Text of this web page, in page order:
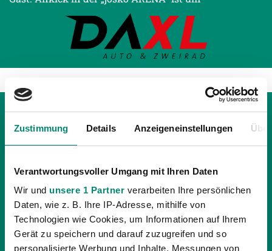
Zustimmung Details Anzeigeneinstellungen
Verantwortungsvoller Umgang mit Ihren Daten
Wir und unsere 1 Partner verarbeiten Ihre persönlichen
Daten, wie z. B. Ihre IP-Adresse, mithilfe von
Technologien wie Cookies, um Informationen auf Ihrem
Gerät zu speichern und darauf zuzugreifen und so
personalisierte Werbung und Inhalte, Messungen von